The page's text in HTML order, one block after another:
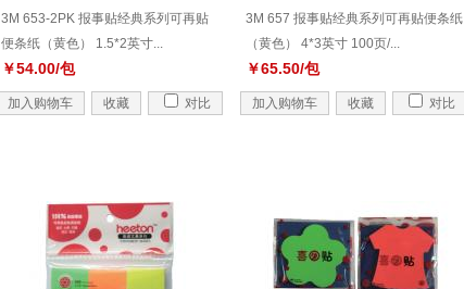
3M 653-2PK 报事贴经典系列可再贴
便条纸（黄色） 1.5*2英寸...
￥54.00/包
加入购物车 收藏 对比
3M 657 报事贴经典系列可再贴便条纸
（黄色） 4*3英寸 100页/...
￥65.50/包
加入购物车 收藏 对比